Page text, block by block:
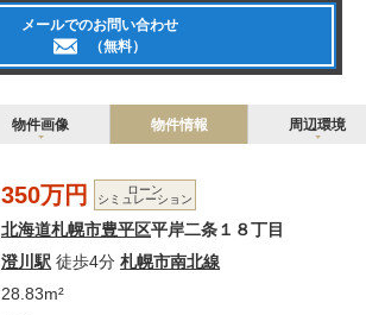
メールでのお問い合わせ
（無料）
物件画像 物件情報 周辺環境
350万円 ローン
シミュレーション
北海道札幌市豊平区平岸二条１８丁目
澄川駅 徒歩4分 札幌市南北線
28.83m²